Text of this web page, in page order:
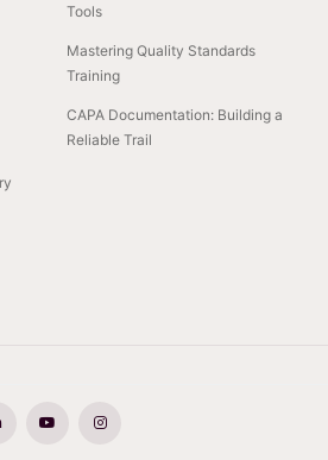
Tools
Mastering Quality Standards
Training
CAPA Documentation: Building a
Reliable Trail